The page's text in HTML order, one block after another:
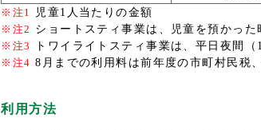
※注1
児童1人当たりの金額
※注2 ショートスティ事業は、児童を預かっ
※注3 トワイライトスティ事業は、平日夜間
※注4 8月までの利用料は前年度の市町村民税
利用方法